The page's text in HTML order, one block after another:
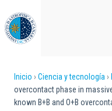
al
contenido
principal
Sobrescribir
enlaces
Inicio Ciencia y tecnología
overcontact phase in
known B+B and O+B